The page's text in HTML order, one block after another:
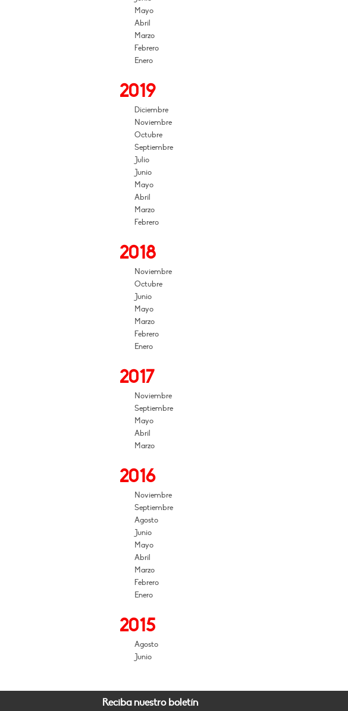
Mayo
Abril
Marzo
Febrero
Enero
2019
Diciembre
Noviembre
Octubre
Septiembre
Julio
Junio
Mayo
Abril
Marzo
Febrero
2018
Noviembre
Octubre
Junio
Mayo
Marzo
Febrero
Enero
2017
Noviembre
Septiembre
Mayo
Abril
Marzo
2016
Noviembre
Septiembre
Agosto
Junio
Mayo
Abril
Marzo
Febrero
Enero
2015
Agosto
Junio
Reciba nuestro boletín